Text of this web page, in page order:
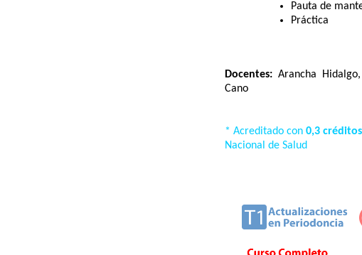
Pauta de
Práctica
Docentes: Arancha
Cano
* Acreditado con 0,3 créditos
Nacional de Salud